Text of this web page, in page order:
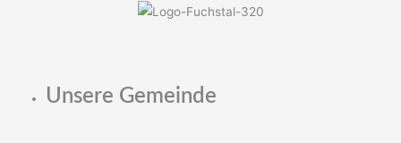
Unsere Gemeinde